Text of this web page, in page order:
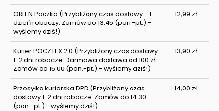
ORLEN Paczka (Przybliżony czas dostawy - 1
dzień roboczy. Zamów do 13:45 (pon.-pt.) -
wyślemy dziś!)
12,99 zł
Kurier POCZTEX 2.0 (Przybliżony czas dostawy
1-2 dni robocze. Darmowa dostawa od 100 zł.
Zamów do 15:00 (pon.-pt.) - wyślemy dziś!)
13,90 zł
Przesyłka kurierska DPD (Przybliżony czas
dostawy 1-2 dni robocze. Zamów do 14:30
(pon.-pt.) - wyślemy dziś!)
14,00 zł